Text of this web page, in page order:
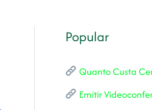
Popular
Quanto Custa
Emitir